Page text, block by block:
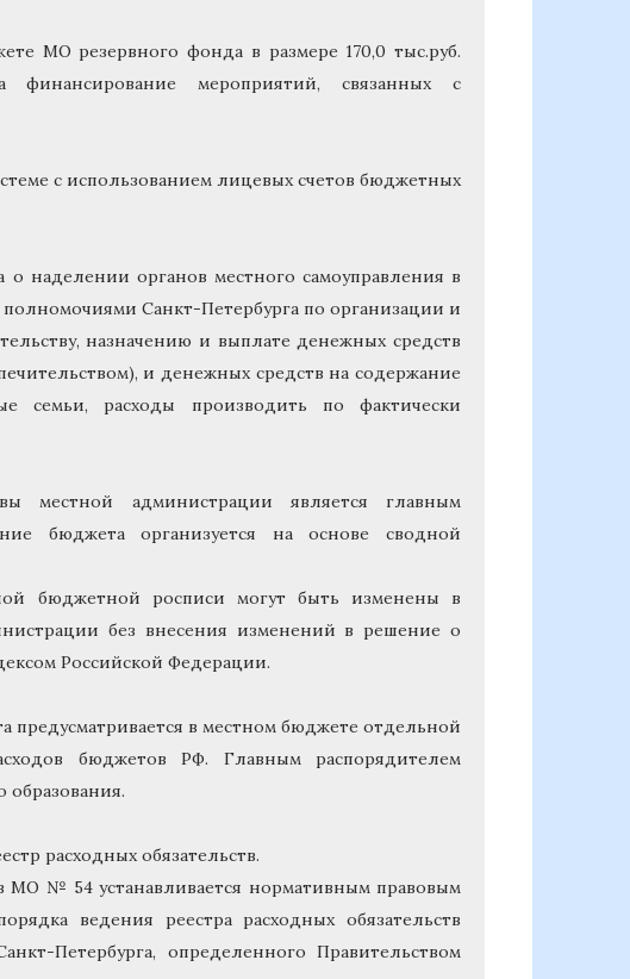
МО резервного фонда в размере 170,0 тыс.руб.
финансирование мероприятий, связанных с
с использованием лицевых счетов бюджетных
наделении органов местного самоуправления в
Санкт-Петербурга по организации и
назначению и выплате денежных средств
и денежных средств на содержание
семьи, расходы производить по фактически
местной администрации является главным
бюджета организуется на основе сводной
бюджетной росписи могут быть изменены в
без внесения изменений в решение о
Российской Федерации.
в местном бюджете отдельной
бюджетов РФ. Главным распорядителем
образования.
расходных обязательств.
МО № 54 устанавливается нормативным правовым
ведения реестра расходных обязательств
Петербурга, определенного Правительством